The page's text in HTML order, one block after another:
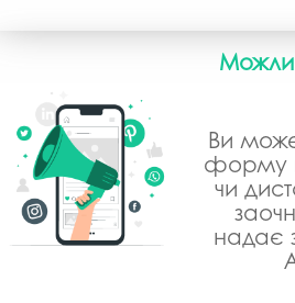
Ви
форму
чи
надає